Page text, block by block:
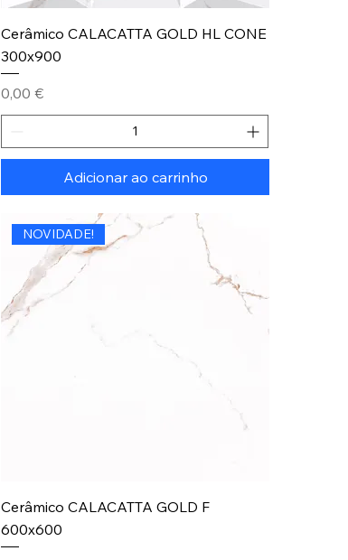
Cerâmico CALACATTA GOLD HL CONE
300x900
Preço
0,00 €
Adicionar ao carrinho
NOVIDADE!
Cerâmico CALACATTA GOLD F
600x600